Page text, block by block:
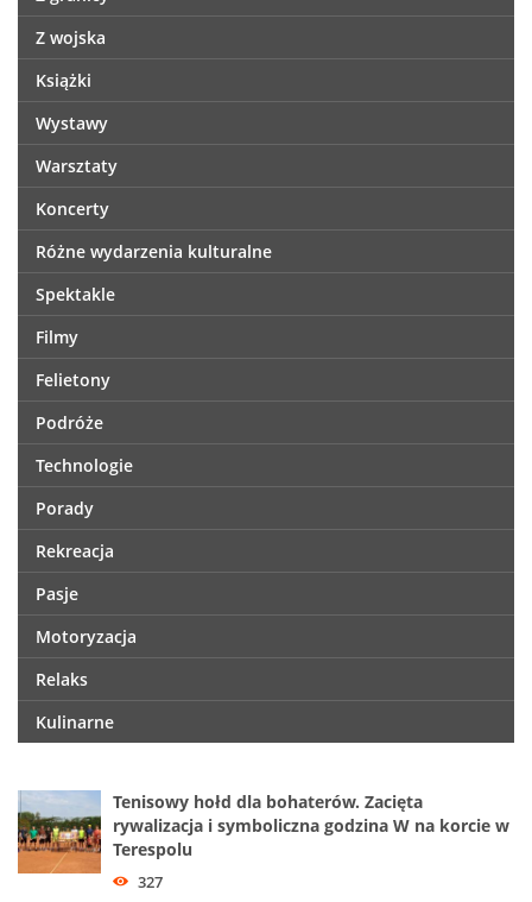
Z wojska
Książki
Wystawy
Warsztaty
Koncerty
Różne wydarzenia kulturalne
Spektakle
Filmy
Felietony
Podróże
Technologie
Porady
Rekreacja
Pasje
Motoryzacja
Relaks
Kulinarne
Tenisowy hołd dla bohaterów. Zacięta
rywalizacja i symboliczna godzina W na korcie w
Terespolu
327